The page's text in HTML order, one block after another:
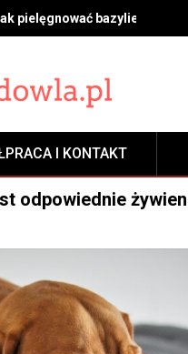
pielęgnować bazylie, miętę
I KONTAKT
odpowiednie